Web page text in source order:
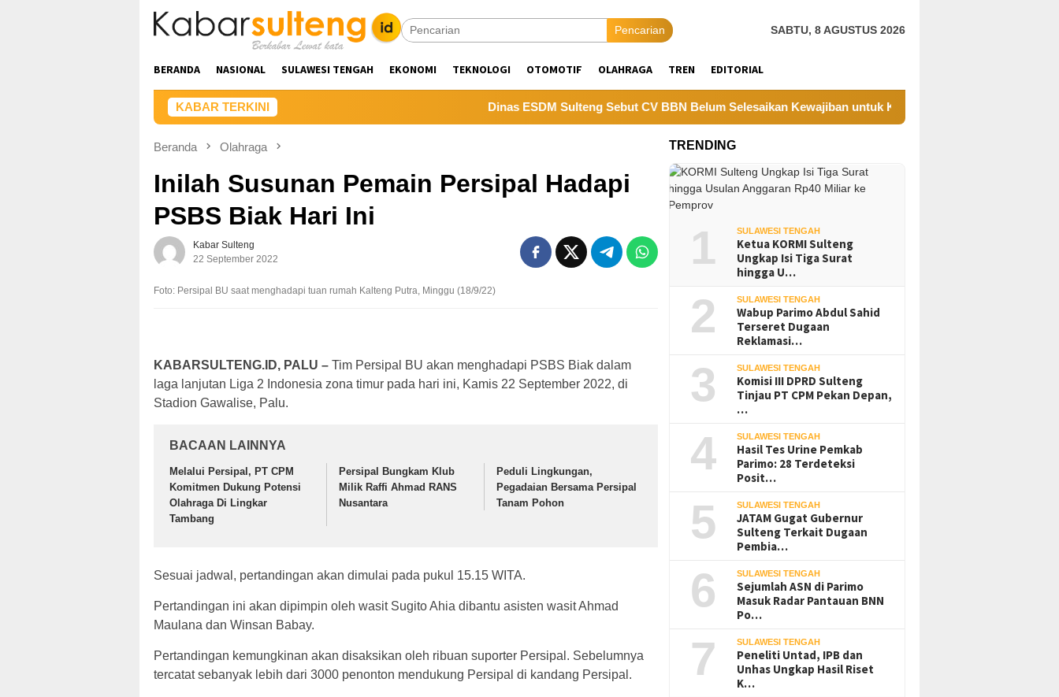
Pencarian SABTU, 8 AGUSTUS 2026
BERANDA NASIONAL SULAWESI TENGAH EKONOMI TEKNOLOGI OTOMOTIF OLAHRAGA TREN EDITORIAL
KABAR TERKINI Dinas ESDM Sulteng Sebut CV BBN Belum Selesaikan Kewajiban untuk Kegiatan Operasi
Beranda Olahraga
Inilah Susunan Pemain Persipal Hadapi
PSBS Biak Hari Ini
Kabar Sulteng
22 September 2022
Foto: Persipal BU saat menghadapi tuan rumah Kalteng Putra, Minggu (18/9/22)
KABARSULTENG.ID, PALU – Tim Persipal BU akan menghadapi PSBS Biak dalam
laga lanjutan Liga 2 Indonesia zona timur pada hari ini, Kamis 22 September 2022, di
Stadion Gawalise, Palu.
BACAAN LAINNYA
Melalui Persipal, PT CPM
Komitmen Dukung Potensi
Olahraga Di Lingkar
Tambang
Persipal Bungkam Klub
Milik Raffi Ahmad RANS
Nusantara
Peduli Lingkungan,
Pegadaian Bersama Persipal
Tanam Pohon
Sesuai jadwal, pertandingan akan dimulai pada pukul 15.15 WITA.
Pertandingan ini akan dipimpin oleh wasit Sugito Ahia dibantu asisten wasit Ahmad
Maulana dan Winsan Babay.
Pertandingan kemungkinan akan disaksikan oleh ribuan suporter Persipal. Sebelumnya
tercatat sebanyak lebih dari 3000 penonton mendukung Persipal di kandang Persipal.
TRENDING
1 SULAWESI TENGAH
Ketua KORMI Sulteng
Ungkap Isi Tiga Surat
hingga U…
2 SULAWESI TENGAH
Wabup Parimo Abdul Sahid
Terseret Dugaan
Reklamasi…
3 SULAWESI TENGAH
Komisi III DPRD Sulteng
Tinjau PT CPM Pekan Depan,
…
4 SULAWESI TENGAH
Hasil Tes Urine Pemkab
Parimo: 28 Terdeteksi
Posit…
5 SULAWESI TENGAH
JATAM Gugat Gubernur
Sulteng Terkait Dugaan
Pembia…
6 SULAWESI TENGAH
Sejumlah ASN di Parimo
Masuk Radar Pantauan BNN
Po…
7 SULAWESI TENGAH
Peneliti Untad, IPB dan
Unhas Ungkap Hasil Riset
K…